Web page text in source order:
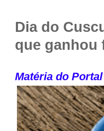
Dia do
que ganhou
Matéria do